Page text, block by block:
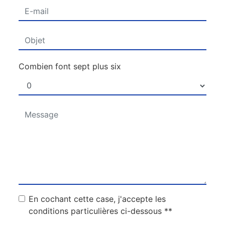
Combien font sept plus six
En cochant cette case, j'accepte les
conditions particulières ci-dessous **